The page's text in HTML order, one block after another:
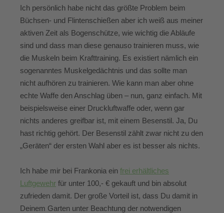
Ich persönlich habe nicht das größte Problem beim
Büchsen- und Flintenschießen aber ich weiß aus meiner
aktiven Zeit als Bogenschütze, wie wichtig die Abläufe
sind und dass man diese genauso trainieren muss, wie
die Muskeln beim Krafttraining. Es existiert nämlich ein
sogenanntes Muskelgedächtnis und das sollte man
nicht aufhören zu trainieren. Wie kann man aber ohne
echte Waffe den Anschlag üben – nun, ganz einfach. Mit
beispielsweise einer Druckluftwaffe oder, wenn gar
nichts anderes greifbar ist, mit einem Besenstil. Ja, Du
hast richtig gehört. Der Besenstil zählt zwar nicht zu den
„Geräten“ der ersten Wahl aber es ist besser als nichts.
Ich habe mir bei Frankonia ein frei erhältliches
Luftgewehr für unter 100,- € gekauft und bin absolut
zufrieden damit. Der große Vorteil ist, dass Du damit in
Deinem Garten unter Beachtung der notwendigen